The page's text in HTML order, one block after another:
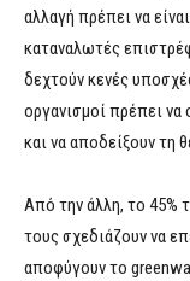
αλλαγή πρέπει να
καταναλωτές
δεχτούν κενές
οργανισμοί πρέπει
και να αποδείξουν τη
Από την άλλη, το 45%
τους σχεδιάζουν να
αποφύγουν το